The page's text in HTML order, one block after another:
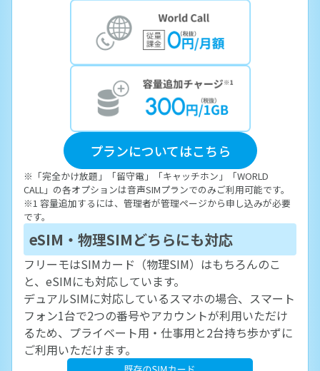
プランについてはこちら
※「完全かけ放題」「留守電」「キャッチホン」「WORLD
CALL」の各オプションは音声SIMプランでのみご利用可能です。
※1 容量追加するには、管理者が管理ページから申し込みが必要
です。
eSIM・物理SIMどちらにも対応
フリーモはSIMカード（物理SIM）はもちろんのこ
と、eSIMにも対応しています。
デュアルSIMに対応しているスマホの場合、スマート
フォン1台で2つの番号やアカウントが利用いただけ
るため、プライベート用・仕事用と2台持ち歩かずに
ご利用いただけます。